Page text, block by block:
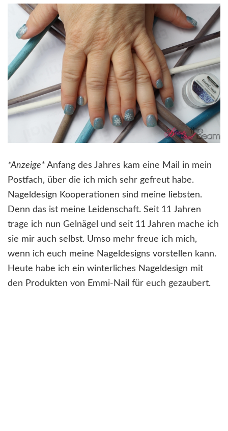
*Anzeige* Anfang des Jahres kam eine Mail in mein
Postfach, über die ich mich sehr gefreut habe.
Nageldesign Kooperationen sind meine liebsten.
Denn das ist meine Leidenschaft. Seit 11 Jahren
trage ich nun Gelnägel und seit 11 Jahren mache ich
sie mir auch selbst. Umso mehr freue ich mich,
wenn ich euch meine Nageldesigns vorstellen kann.
Heute habe ich ein winterliches Nageldesign mit
den Produkten von Emmi-Nail für euch gezaubert.